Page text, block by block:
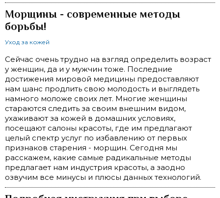
Морщины - современные методы
борьбы!
Уход за кожей
Сейчас очень трудно на взгляд определить возраст
у женщин, да и у мужчин тоже. Последние
достижения мировой медицины предоставляют
нам шанс продлить свою молодость и выглядеть
намного моложе своих лет. Многие женщины
стараются следить за своим внешним видом,
ухаживают за кожей в домашних условиях,
посещают салоны красоты, где им предлагают
целый спектр услуг по избавлению от первых
признаков старения - морщин. Сегодня мы
расскажем, какие самые радикальные методы
предлагает нам индустрия красоты, а заодно
озвучим все минусы и плюсы данных технологий.